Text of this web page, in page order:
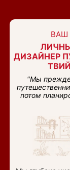
ВАШ
ДИЗАЙНЕР
ТВИЙ
"Мы прежде
потом